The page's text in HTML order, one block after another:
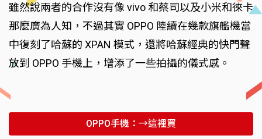
雖然說兩者的合作沒有像 vivo 和蔡司以及小米和徠卡
那麼廣為人知，不過其實 OPPO 陸續在幾款旗艦機當
中復刻了哈蘇的 XPAN 模式，還將哈蘇經典的快門聲
放到 OPPO 手機上，增添了一些拍攝的儀式感。
OPPO手機：→這裡買